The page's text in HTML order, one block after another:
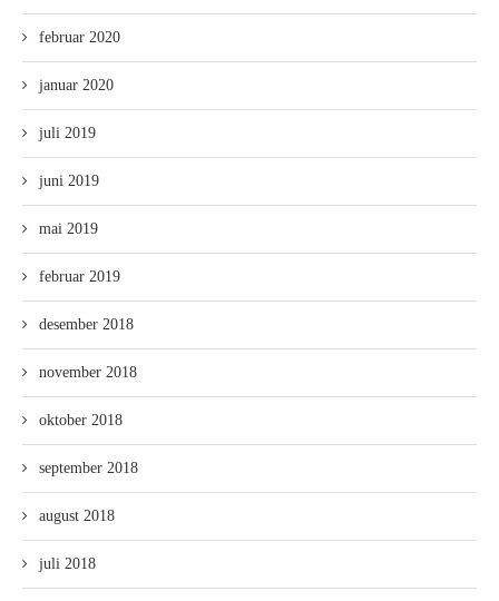
februar 2020
januar 2020
juli 2019
juni 2019
mai 2019
februar 2019
desember 2018
november 2018
oktober 2018
september 2018
august 2018
juli 2018